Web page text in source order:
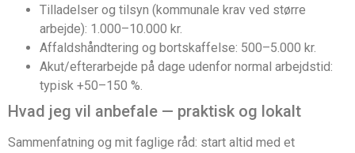
Tilladelser og tilsyn (kommunale krav ved større
arbejde): 1.000–10.000 kr.
Affaldshåndtering og bortskaffelse: 500–5.000 kr.
Akut/efterarbejde på dage udenfor normal arbejdstid:
typisk +50–150 %.
Hvad jeg vil anbefale — praktisk og lokalt
Sammenfatning og mit faglige råd: start altid med et